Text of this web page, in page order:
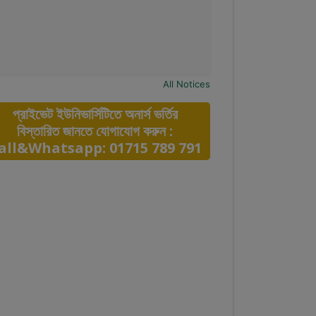
All Notices
প্রাইভেট ইউনিভার্সিটিতে অনার্স ভর্তির
বিস্তারিত জানতে যোগাযোগ করুন :
01715 789 791